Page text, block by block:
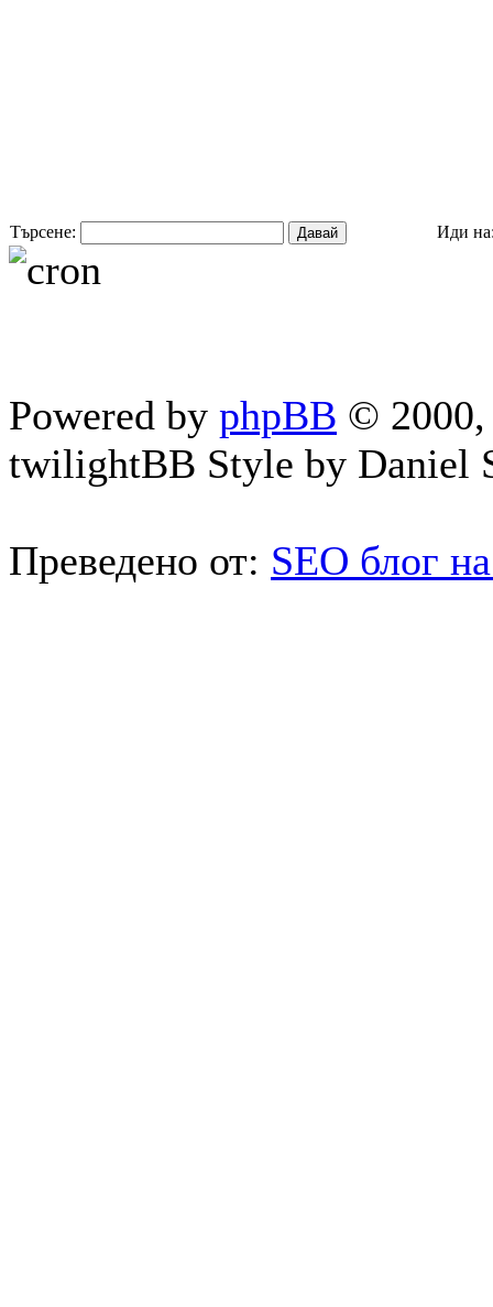
Търсене: Иди
Powered by phpBB © 2000,
twilightBB Style by Daniel
Преведено от: SEO блог